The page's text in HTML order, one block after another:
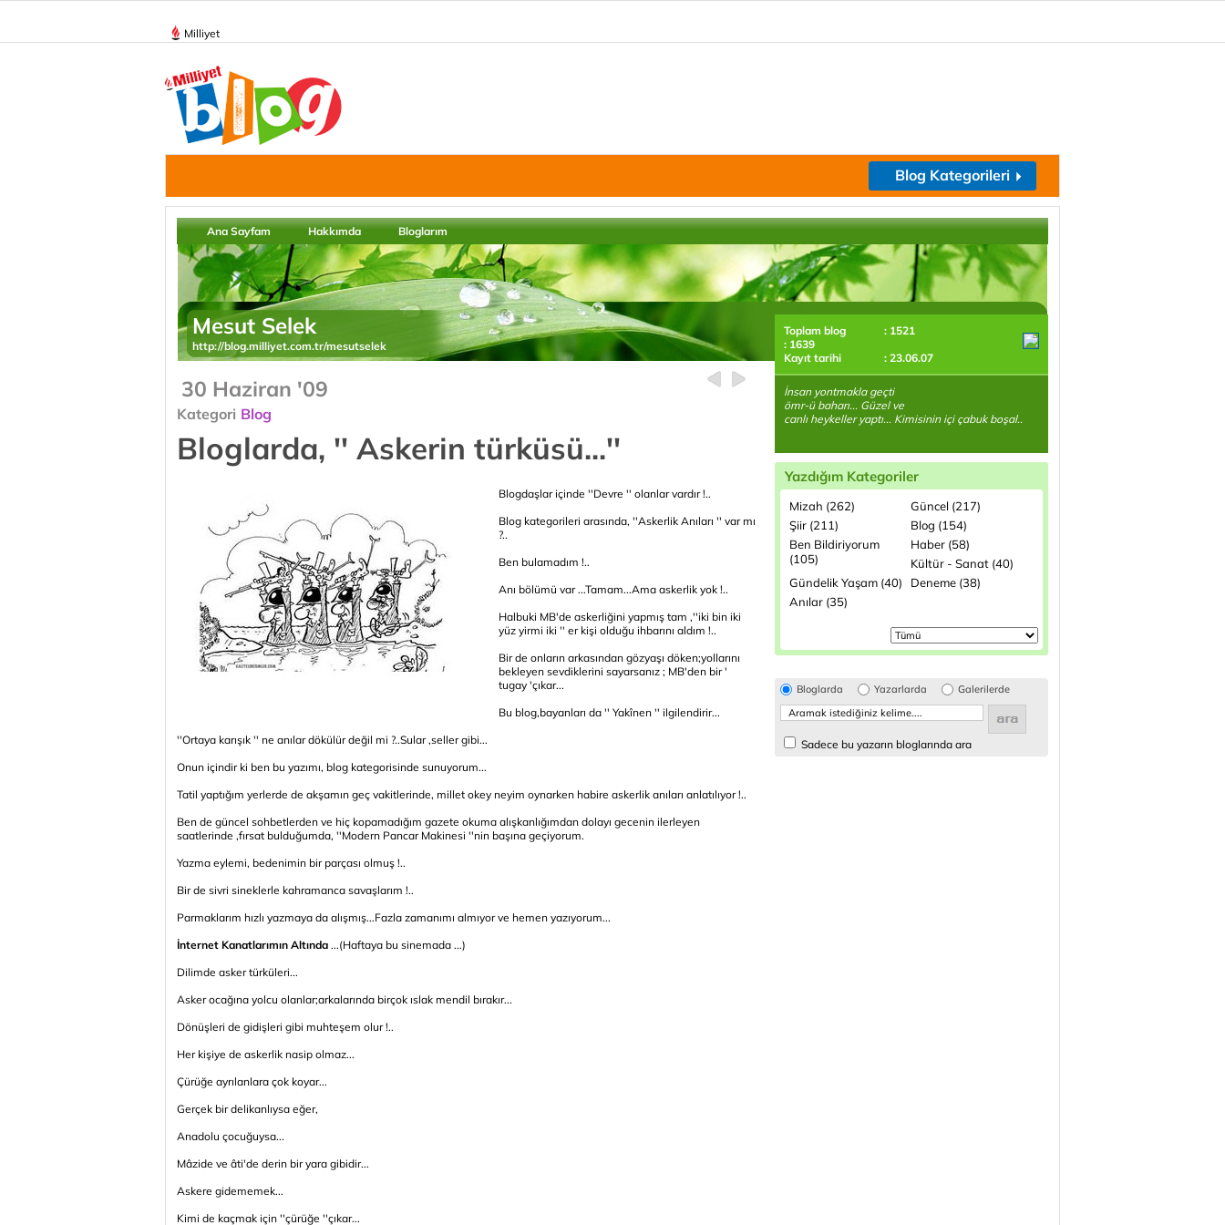
Milliyet
Blog Kategorileri
Ana Sayfam Hakkımda Bloglarım
Mesut Selek
http://blog.milliyet.com.tr/mesutselek
30 Haziran '09
Kategori Blog
Bloglarda, '' Askerin türküsü...''
Blogdaşlar içinde ''Devre '' olanlar vardır !..
Blog kategorileri arasında, ''Askerlik Anıları '' var mı
?..
Ben bulamadım !..
Anı bölümü var ...Tamam...Ama askerlik yok !..
Halbuki MB'de askerliğini yapmış tam ,''iki bin iki
yüz yirmi iki '' er kişi olduğu ihbarını aldım !..
Bir de onların arkasından gözyaşı döken;yollarını
bekleyen sevdiklerini sayarsanız ; MB'den bir '
tugay 'çıkar...
Bu blog,bayanları da '' Yakînen '' ilgilendirir...
''Ortaya karışık '' ne anılar dökülür değil mi ?..Sular ,seller gibi...
Onun içindir ki ben bu yazımı, blog kategorisinde sunuyorum...
Tatil yaptığım yerlerde de akşamın geç vakitlerinde, millet okey neyim oynarken habire askerlik anıları anlatılıyor !..
Ben de güncel sohbetlerden ve hiç kopamadığım gazete okuma alışkanlığımdan dolayı gecenin ilerleyen
saatlerinde ,fırsat bulduğumda, ''Modern Pancar Makinesi ''nin başına geçiyorum.
Yazma eylemi, bedenimin bir parçası olmuş !..
Bir de sivri sineklerle kahramanca savaşlarım !..
Parmaklarım hızlı yazmaya da alışmış...Fazla zamanımı almıyor ve hemen yazıyorum...
İnternet Kanatlarımın Altında ...(Haftaya bu sinemada ...)
Dilimde asker türküleri...
Asker ocağına yolcu olanlar;arkalarında birçok ıslak mendil bırakır...
Dönüşleri de gidişleri gibi muhteşem olur !..
Her kişiye de askerlik nasip olmaz...
Çürüğe ayrılanlara çok koyar...
Gerçek bir delikanlıysa eğer,
Anadolu çocuğuysa...
Mâzide ve âti'de derin bir yara gibidir...
Askere gidememek...
Kimi de kaçmak için ''çürüğe ''çıkar...
Toplam blog
: 1521
: 1639
Kayıt tarihi
: 23.06.07
İnsan yontmakla geçti
ömr-ü baharı... Güzel ve
canlı heykeller yaptı... Kimisinin içi çabuk boşal..
Yazdığım Kategoriler
Mizah (262)
Güncel (217)
Şiir (211)
Blog (154)
Ben Bildiriyorum
(105)
Haber (58)
Kültür - Sanat (40)
Gündelik Yaşam (40)
Deneme (38)
Anılar (35)
Bloglarda Yazarlarda Galerilerde
Sadece bu yazarın bloglarında ara